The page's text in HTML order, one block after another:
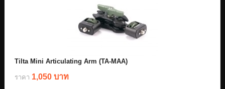
Tilta Mini Articulating Arm (TA-MAA)
ราคา 1,050 บาท